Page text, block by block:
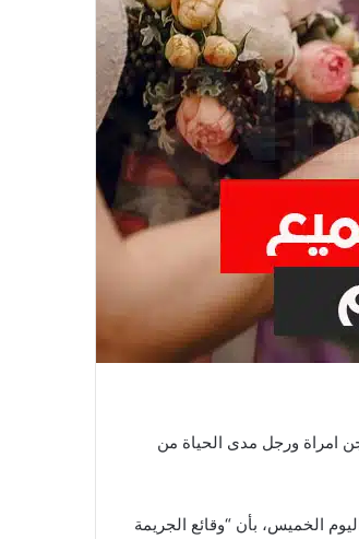
امراة ورجل مدى الحياة من
الخميس، بأن “وقائع الجريمة